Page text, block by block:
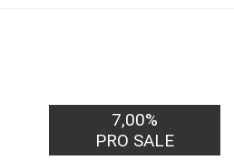
7,00%
PRO SALE